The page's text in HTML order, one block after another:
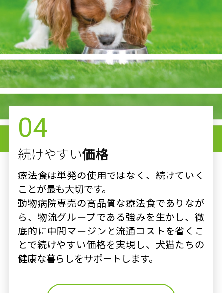
04
続けやすい価格
療法食は単発の使用ではなく、続けていく
ことが最も大切です。
動物病院専売の高品質な療法食でありなが
ら、物流グループである強みを生かし、徹
底的に中間マージンと流通コストを省くこ
とで続けやすい価格を実現し、犬猫たちの
健康な暮らしをサポートします。